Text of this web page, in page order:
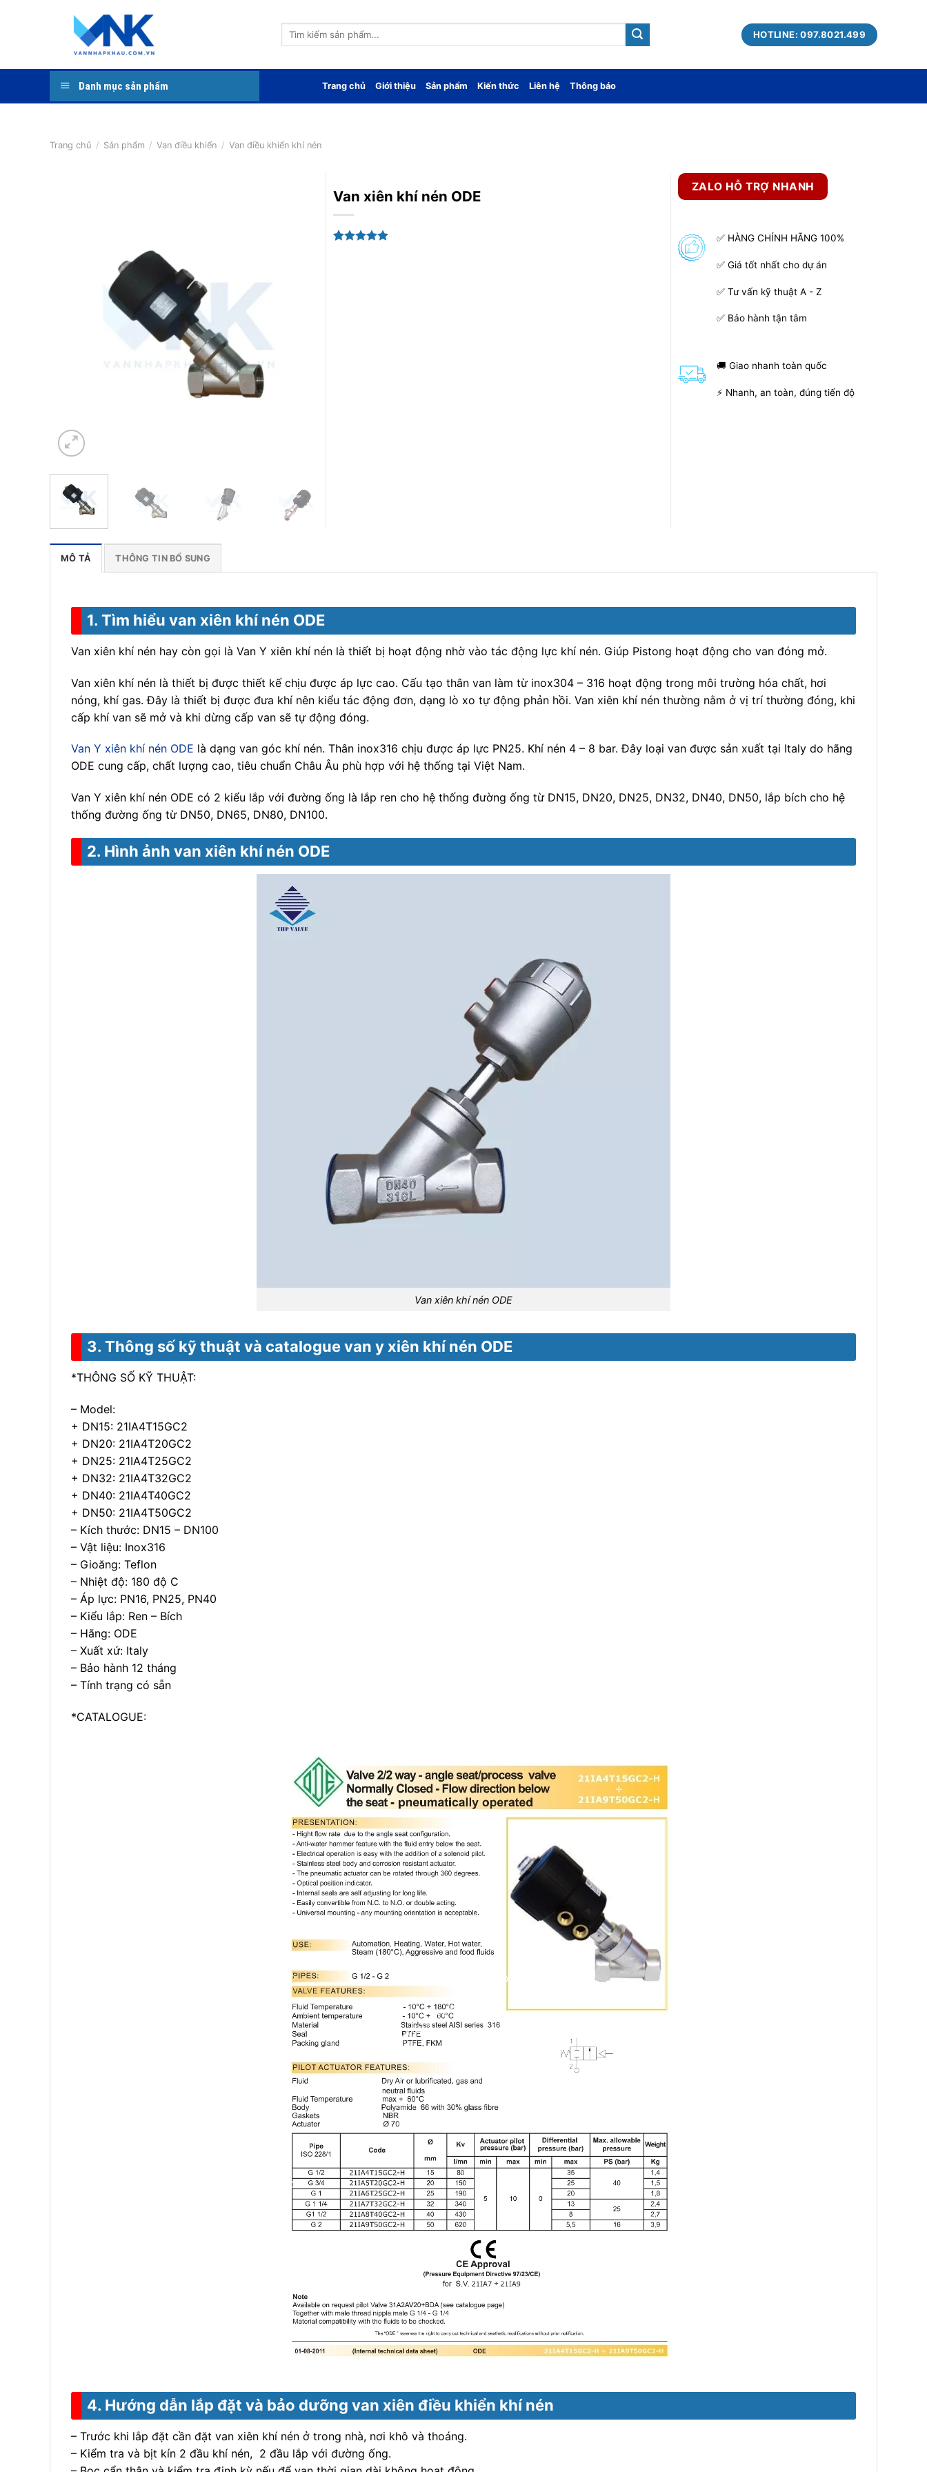
Tìm
HOTLINE: 097.8021.499
Danh mục sản phẩm Trang chủ Giới thiệu Sản phẩm Kiến thức Liên hệ Thông báo
Trang chủ / Sản phẩm / Van điều khiển / Van điều khiển khí nén
Van xiên khí nén ODE
ZALO HỖ TRỢ NHANH
✅ HÀNG CHÍNH HÃNG 100%
✅ Giá tốt nhất cho dự án
✅ Tư vấn kỹ thuật A - Z
✅ Bảo hành tận tâm
🚚 Giao nhanh toàn quốc
⚡ Nhanh, an toàn, đúng tiến độ
MÔ TẢ THÔNG TIN BỔ SUNG
1. Tìm hiểu van xiên khí nén ODE
Van xiên khí nén hay còn gọi là Van Y xiên khí nén là thiết bị hoạt động nhờ vào tác động lực khí nén. Giúp Pistong hoạt động cho van đóng mở.
Van xiên khí nén là thiết bị được thiết kế chịu được áp lực cao. Cấu tạo thân van làm từ inox304 – 316 hoạt động trong môi trường hóa chất, hơi
nóng, khí gas. Đây là thiết bị được đưa khí nên kiểu tác động đơn, dạng lò xo tự động phản hồi. Van xiên khí nén thường nằm ở vị trí thường đóng, khi
cấp khí van sẽ mở và khi dừng cấp van sẽ tự động đóng.
Van Y xiên khí nén ODE là dạng van góc khí nén. Thân inox316 chịu được áp lực PN25. Khí nén 4 – 8 bar. Đây loại van được sản xuất tại Italy do hãng
ODE cung cấp, chất lượng cao, tiêu chuẩn Châu Âu phù hợp với hệ thống tại Việt Nam.
Van Y xiên khí nén ODE có 2 kiểu lắp với đường ống là lắp ren cho hệ thống đường ống từ DN15, DN20, DN25, DN32, DN40, DN50, lắp bích cho hệ
thống đường ống từ DN50, DN65, DN80, DN100.
2. Hình ảnh van xiên khí nén ODE
Van xiên khí nén ODE
3. Thông số kỹ thuật và catalogue van y xiên khí nén ODE
*THÔNG SỐ KỸ THUẬT:
– Model:
+ DN15: 21IA4T15GC2
+ DN20: 21IA4T20GC2
+ DN25: 21IA4T25GC2
+ DN32: 21IA4T32GC2
+ DN40: 21IA4T40GC2
+ DN50: 21IA4T50GC2
– Kích thước: DN15 – DN100
– Vật liệu: Inox316
– Gioăng: Teflon
– Nhiệt độ: 180 độ C
– Áp lực: PN16, PN25, PN40
– Kiểu lắp: Ren – Bích
– Hãng: ODE
– Xuất xứ: Italy
– Bảo hành 12 tháng
– Tính trạng có sẵn
*CATALOGUE:
4. Hướng dẫn lắp đặt và bảo dưỡng van xiên điều khiển khí nén
– Trước khi lắp đặt cần đặt van xiên khí nén ở trong nhà, nơi khô và thoáng.
– Kiểm tra và bịt kín 2 đầu khí nén, 2 đầu lắp với đường ống.